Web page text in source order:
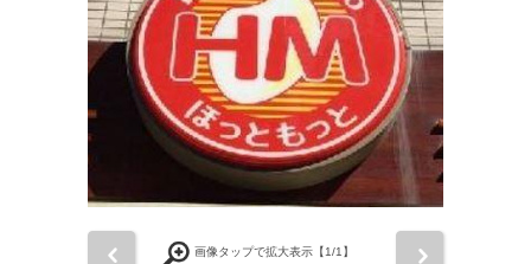
画像タップで拡大表示【1/1】